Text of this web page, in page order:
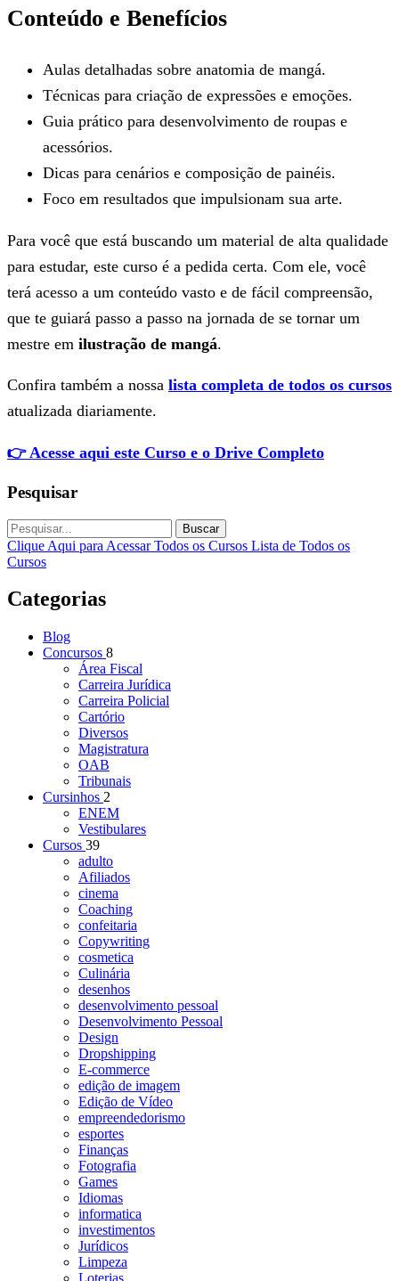
Conteúdo e Benefícios
Aulas detalhadas sobre anatomia de mangá.
Técnicas para criação de expressões e emoções.
Guia prático para desenvolvimento de roupas e
acessórios.
Dicas para cenários e composição de painéis.
Foco em resultados que impulsionam sua arte.
Para você que está buscando um material de alta qualidade
para estudar, este curso é a pedida certa. Com ele, você
terá acesso a um conteúdo vasto e de fácil compreensão,
que te guiará passo a passo na jornada de se tornar um
mestre em ilustração de mangá.
Confira também a nossa lista completa de todos os cursos
atualizada diariamente.
👉 Acesse aqui este Curso e o Drive Completo
Pesquisar
Buscar
Clique Aqui para Acessar Todos os Cursos Lista de Todos os
Cursos
Categorias
Blog
Concursos 8
Área Fiscal
Carreira Jurídica
Carreira Policial
Cartório
Diversos
Magistratura
OAB
Tribunais
Cursinhos 2
ENEM
Vestibulares
Cursos 39
adulto
Afiliados
cinema
Coaching
confeitaria
Copywriting
cosmetica
Culinária
desenhos
desenvolvimento pessoal
Desenvolvimento Pessoal
Design
Dropshipping
E-commerce
edição de imagem
Edição de Vídeo
empreendedorismo
esportes
Finanças
Fotografia
Games
Idiomas
informatica
investimentos
Jurídicos
Limpeza